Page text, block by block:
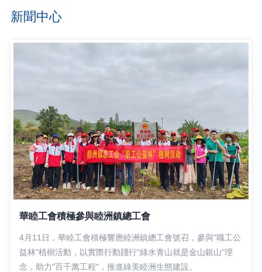
新聞中心
華睦工會積極參與睦洲鎮總工會
4月11日，華睦工會積極響應睦洲鎮總工會號召，參與"職工公
益林"植樹活動，以實際行動踐行"綠水青山就是金山銀山"理
念，助力"百千萬工程"，推進綠美睦洲生態建設。